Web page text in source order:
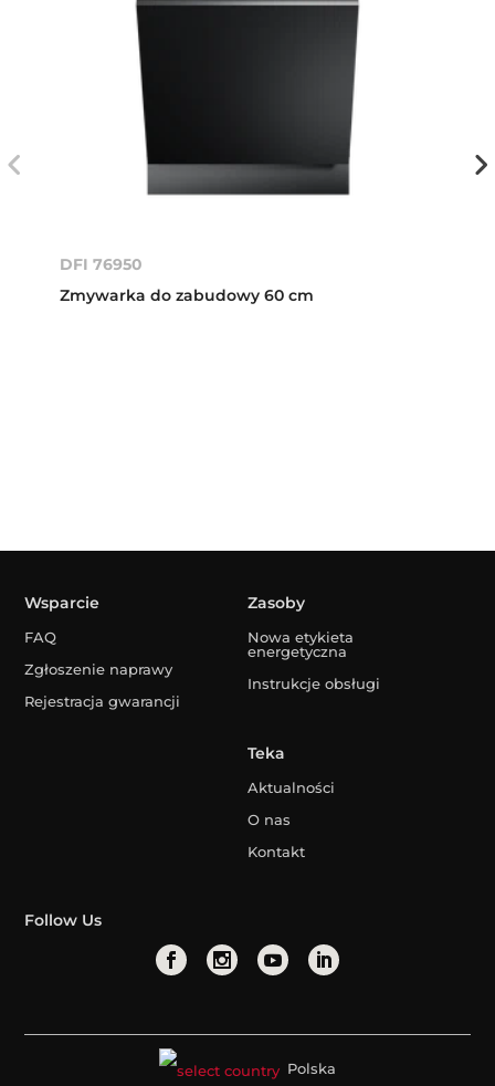
DFI 76950
Zmywarka do zabudowy 60 cm
Wsparcie
FAQ
Zgłoszenie naprawy
Rejestracja gwarancji
Zasoby
Nowa etykieta
energetyczna
Instrukcje obsługi
Teka
Aktualności
O nas
Kontakt
Follow Us
Polska